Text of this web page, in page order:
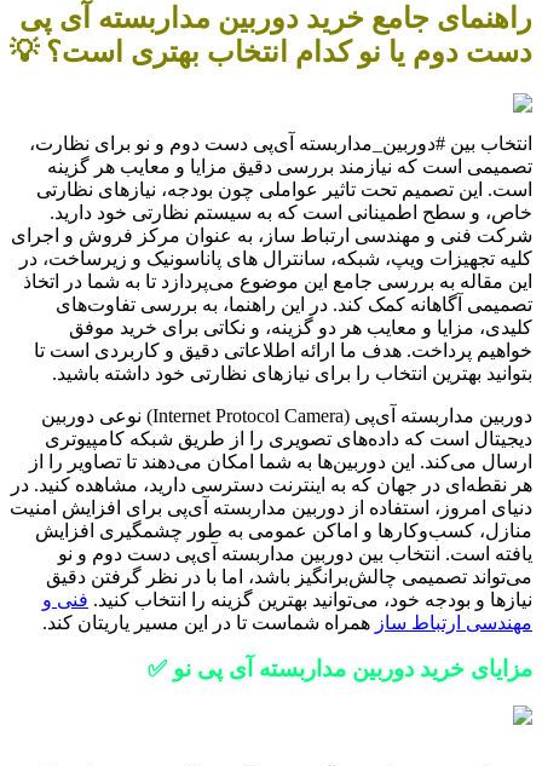
راهنمای جامع خرید دوربین مداربسته آی پی
دست دوم یا نو کدام انتخاب بهتری است؟ 💡
انتخاب بین #دوربین_مداربسته آی‌پی دست دوم و نو برای نظارت،
تصمیمی است که نیازمند بررسی دقیق مزایا و معایب هر گزینه
است. این تصمیم تحت تاثیر عواملی چون بودجه، نیازهای نظارتی
خاص، و سطح اطمینانی است که به سیستم نظارتی خود دارید.
شرکت فنی و مهندسی ارتباط ساز، به عنوان مرکز فروش و اجرای
کلیه تجهیزات ویپ، شبکه، سانترال های پاناسونیک و زیرساخت، در
این مقاله به بررسی جامع این موضوع می‌پردازد تا به شما در اتخاذ
تصمیمی آگاهانه کمک کند. در این راهنما، به بررسی تفاوت‌های
کلیدی، مزایا و معایب هر دو گزینه، و نکاتی برای خرید موفق
خواهیم پرداخت. هدف ما ارائه اطلاعاتی دقیق و کاربردی است تا
بتوانید بهترین انتخاب را برای نیازهای نظارتی خود داشته باشید.
دوربین مداربسته آی‌پی (Internet Protocol Camera) نوعی دوربین
دیجیتال است که داده‌های تصویری را از طریق شبکه کامپیوتری
ارسال می‌کند. این دوربین‌ها به شما امکان می‌دهند تا تصاویر را از
هر نقطه‌ای در جهان که به اینترنت دسترسی دارید، مشاهده کنید. در
دنیای امروز، استفاده از دوربین مداربسته آی‌پی برای افزایش امنیت
منازل، کسب‌وکارها و اماکن عمومی به طور چشمگیری افزایش
یافته است. انتخاب بین دوربین مداربسته آی‌پی دست دوم و نو
می‌تواند تصمیمی چالش‌برانگیز باشد، اما با در نظر گرفتن دقیق
نیازها و بودجه خود، می‌توانید بهترین گزینه را انتخاب کنید. فنی و
مهندسی ارتباط ساز همراه شماست تا در این مسیر یاریتان کند.
مزایای خرید دوربین مداربسته آی پی نو ✅